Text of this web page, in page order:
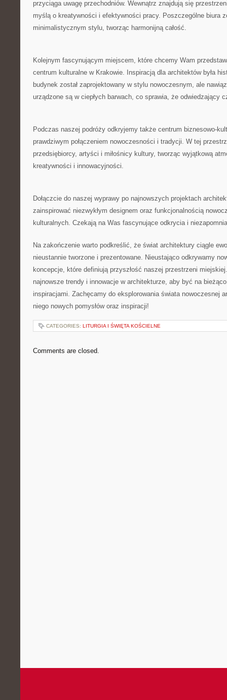
przyciąga uwagę przechodniów. Wewnątrz znajdują ‌się
myślą o kreatywności⁣ i efektywności ⁣pracy. Poszczególne biura
minimalistycznym stylu, ​tworząc harmonijną całość.
Kolejnym fascynującym miejscem, które ​chcemy ⁢Wam
centrum kulturalne ‌w Krakowie. Inspiracją dla architektów była
budynek został‌ zaprojektowany w stylu ‌nowoczesnym, ale
urządzone‌ są w⁤ ciepłych⁤ barwach, co sprawia,‌ że odwiedzający
Podczas ⁤naszej podróży odkryjemy także⁣ centrum biznesowo-
prawdziwym połączeniem nowoczesności i tradycji. W tej
‍przedsiębiorcy, artyści i miłośnicy kultury, tworząc wyjątkową
kreatywności i innowacyjności.
Dołączcie do ⁣naszej ‌wyprawy po najnowszych projektach
zainspirować niezwykłym⁤ designem oraz funkcjonalnością
kulturalnych. Czekają na Was fascynujące‌ odkrycia i⁣
Na zakończenie warto podkreślić, że świat architektury ciągle​
nieustannie tworzone i prezentowane. Nieustająco ⁤odkrywamy
⁣koncepcje, ⁢które definiują przyszłość naszej przestrzeni
najnowsze trendy⁢ i ⁤innowacje w architekturze, aby być na
inspiracjami. Zachęcamy do ​eksplorowania⁢ świata ⁣nowoczesnej
niego nowych ​pomysłów oraz inspiracji!
CATEGORIES: LITURGIA I ŚWIĘTA KOŚCIELNE
Comments are closed.